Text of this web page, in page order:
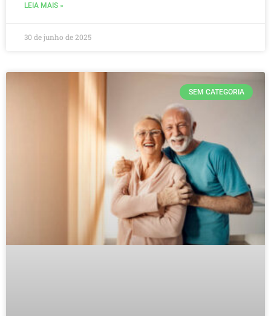
LEIA MAIS »
30 de junho de 2025
SEM CATEGORIA